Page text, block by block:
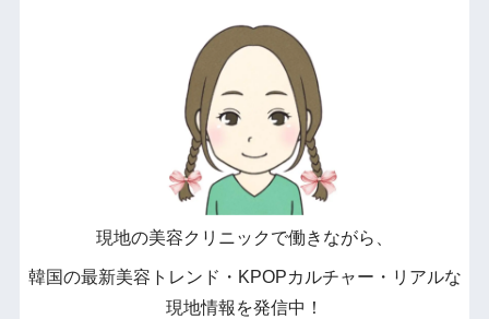
現地の美容クリニックで働きながら、
韓国の最新美容トレンド・KPOPカルチャー・リアルな
現地情報を発信中！